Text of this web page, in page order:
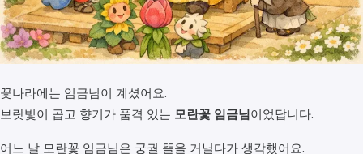
꽃나라에는 임금님이 계셨어요.
보랏빛이 곱고 향기가 품격 있는 모란꽃 임금님이었답니다.
어느 날 모란꽃 임금님은 궁궐 뜰을 거닐다가 생각했어요.